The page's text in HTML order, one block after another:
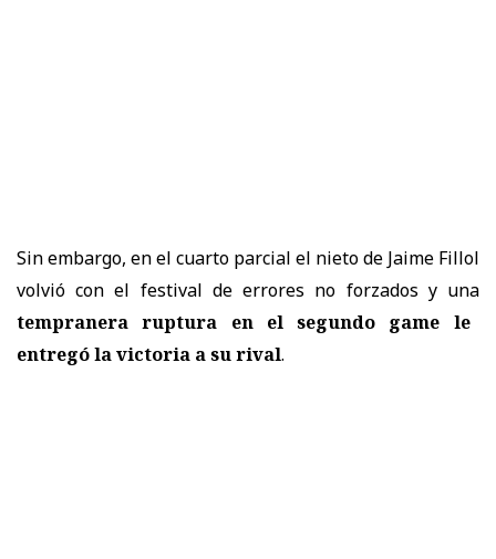
Sin embargo, en el cuarto parcial el nieto de Jaime Fillol
volvió con el festival de errores no forzados y una
tempranera ruptura en el segundo game le
entregó la victoria a su rival.